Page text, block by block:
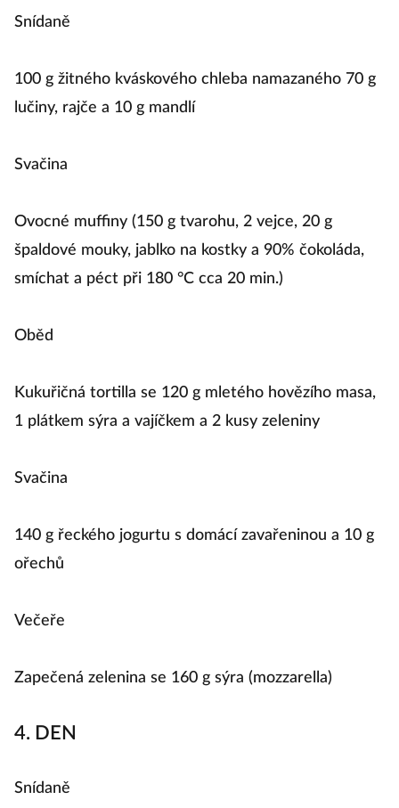
Snídaně
100 g žitného kváskového chleba namazaného 70 g
lučiny, rajče a 10 g mandlí
Svačina
Ovocné muffiny (150 g tvarohu, 2 vejce, 20 g
špaldové mouky, jablko na kostky a 90% čokoláda,
smíchat a péct při 180 °C cca 20 min.)
Oběd
Kukuřičná tortilla se 120 g mletého hovězího masa,
1 plátkem sýra a vajíčkem a 2 kusy zeleniny
Svačina
140 g řeckého jogurtu s domácí zavařeninou a 10 g
ořechů
Večeře
Zapečená zelenina se 160 g sýra (mozzarella)
4. DEN
Snídaně